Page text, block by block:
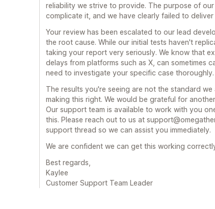
reliability we strive to provide. The purpose of
complicate it, and we have clearly failed to
Your review has been escalated to our lead
the root cause. While our initial tests haven't
taking your report very seriously. We know that
delays from platforms such as X, can sometimes
need to investigate your specific case thoroughly.
The results you're seeing are not the standard
making this right. We would be grateful for
Our support team is available to work with you
this. Please reach out to us at
support thread so we can assist you immediately.
We are confident we can get this working
Best regards,
Kaylee
Customer Support Team Leader